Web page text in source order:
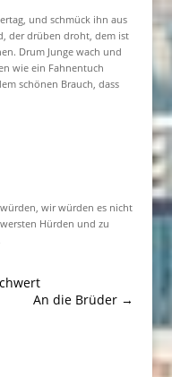
und schmück ihn aus
der drüben droht, dem ist
Drum Junge wach und
wie ein Fahnentuch
schönen Brauch, dass
wir würden es nicht
Hürden und zu
An die Brüder →